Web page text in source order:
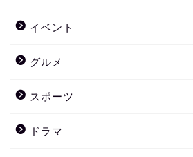
イベント
グルメ
スポーツ
ドラマ